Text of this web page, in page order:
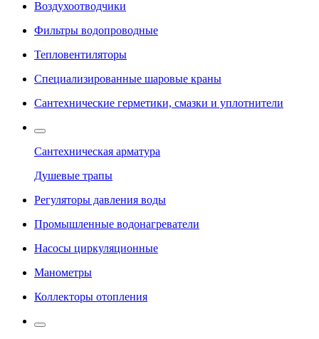
Воздухоотводчики
Фильтры водопроводные
Тепловентиляторы
Специализированные шаровые краны
Сантехнические герметики, смазки и уплотнители
Сантехническая арматура
Душевые трапы
Регуляторы давления воды
Промышленные водонагреватели
Насосы циркуляционные
Манометры
Коллекторы отопления